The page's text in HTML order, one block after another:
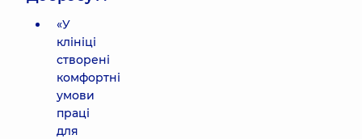
«У
клініці
створені
комфортні
умови
праці
для